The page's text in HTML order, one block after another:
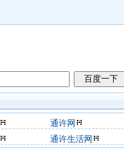
通许网
通许生活网